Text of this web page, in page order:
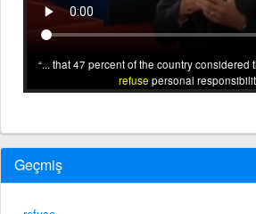
... that 47 percent of the country considered
refuse personal
Geçmiş